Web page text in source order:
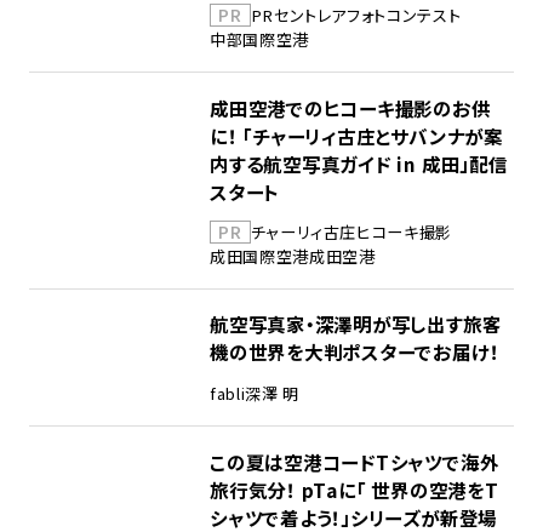
PR PRセントレアフォトコンテスト
中部国際空港
成田空港でのヒコーキ撮影のお供
に！ 「チャーリィ古庄とサバンナが案
内する航空写真ガイド in 成田」配信
スタート
PR チャーリィ古庄ヒコーキ撮影
成田国際空港成田空港
航空写真家・深澤明が写し出す旅客
機の世界を大判ポスターでお届け！
fabli深澤 明
この夏は空港コードTシャツで海外
旅行気分！ pTaに「 世界の空港をT
シャツで着よう！」シリーズが新登場